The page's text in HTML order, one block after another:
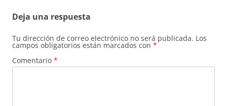
Deja una respuesta
Tu dirección de correo electrónico no será publicada. Los
campos obligatorios están marcados con *
Comentario *